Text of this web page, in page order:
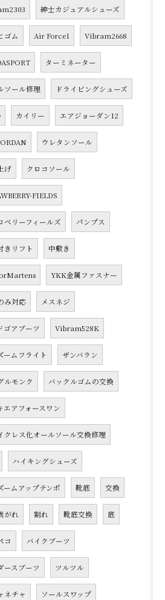
紳士カジュアルシューズ
ゴム Air Force1 Vibram2668
ターミネーター
ソール修理 ドライビングシューズ
カイリー エアジョーダン12
ウレタンソール
げ クロコソール
FIELDS
ベリーフィールズ パンプス
きリフト 中敷き
YKK金属ファスナー
み対応 メスネジ
ゴアブーツ Vibram528K
ームフライト ザンバラン
ルモンク バックルゴムの交換
エアフォースワン
クレス化オールソール交換修理
ハイキングシューズ
ームアップテンポ 靴底 交換
がれ 割れ 靴底交換 底
コ バイクブーツ
ースブーツ ツルツル
ネチャ ソールスワップ